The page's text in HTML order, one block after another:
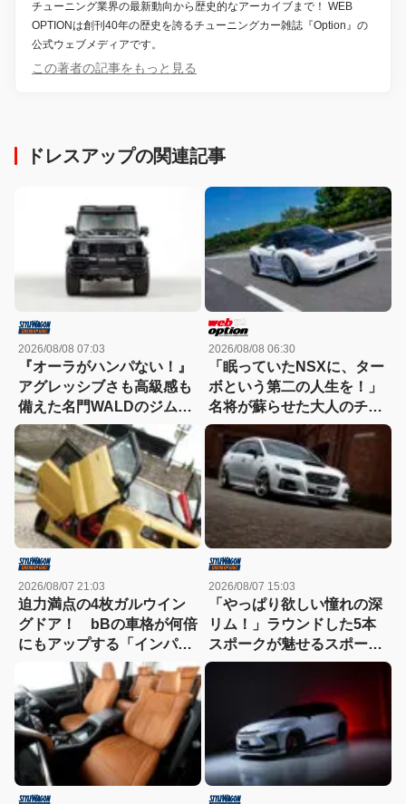
チューニング業界の最新動向から歴史的なアーカイブまで！ WEB
OPTIONは創刊40年の歴史を誇るチューニングカー雑誌『Option』の
公式ウェブメディアです。
この著者の記事をもっと見る
ドレスアップの関連記事
2026/08/08 07:03
『オーラがハンパない！』
アグレッシブさも高級感も
備えた名門WALDのジムニ
ーノマド用ボディキット
2026/08/08 06:30
「眠っていたNSXに、ター
ボという第二の人生を！」
名将が蘇らせた大人のチュ
ーンドに迫る
2026/08/07 21:03
迫力満点の4枚ガルウイン
グドア！ bBの車格が何倍
にもアップする「インパク
トVIP!!」規格外！
2026/08/07 15:03
「やっぱり欲しい憧れの深
リム！」ラウンドした5本
スポークが魅せるスポーツ
コンケイブを履いてみた